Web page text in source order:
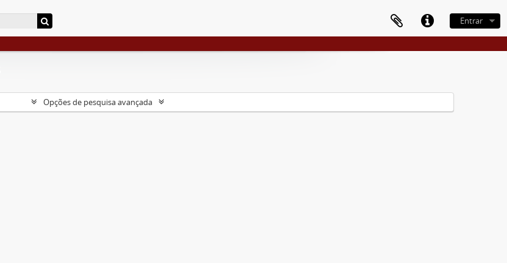
Entrar
Opções de pesquisa avançada